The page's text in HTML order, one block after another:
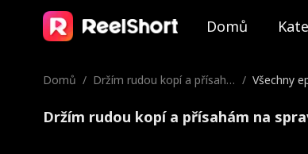
Domů
Domů / Držím rudou kopí a přísahá
/ Všechny
Držím rudou kopí a přísahám na